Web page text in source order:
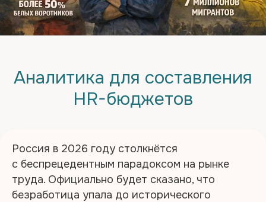
Аналитика для составления
HR-бюджетов
Россия в 2026 году столкнётся
с беспрецедентным парадоксом на рынке
труда. Официально будет сказано, что
безработица упала до исторического